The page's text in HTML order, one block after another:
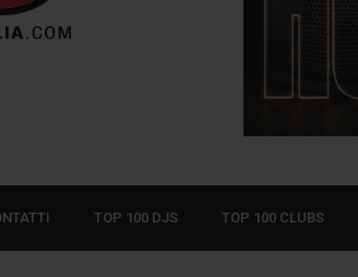
TOP 100 DJS TOP 100 CLUBS